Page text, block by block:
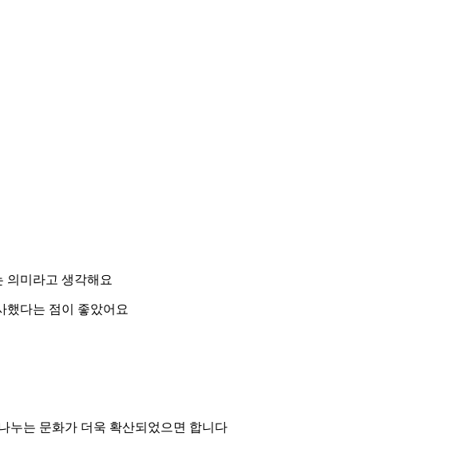
의미라고 생각해요
했다는 점이 좋았어요
누는 문화가 더욱 확산되었으면 합니다